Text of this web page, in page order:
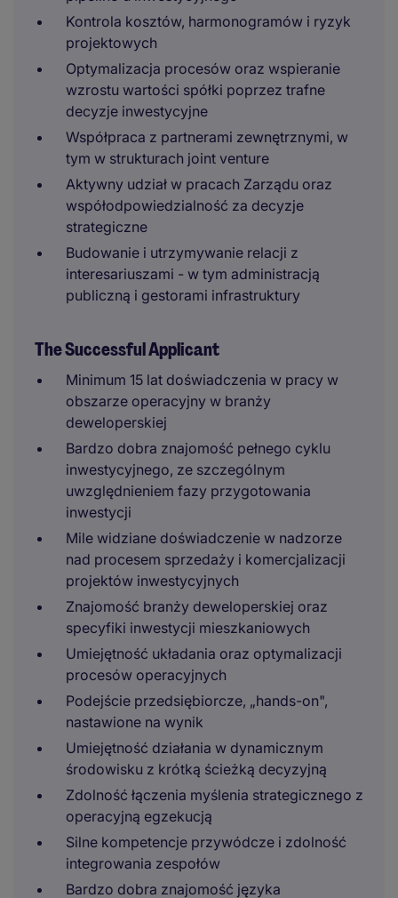
Kontrola kosztów, harmonogramów i ryzyk
projektowych
Optymalizacja procesów oraz wspieranie
wzrostu wartości spółki poprzez trafne
decyzje inwestycyjne
Współpraca z partnerami zewnętrznymi, w
tym w strukturach joint venture
Aktywny udział w pracach Zarządu oraz
współodpowiedzialność za decyzje
strategiczne
Budowanie i utrzymywanie relacji z
interesariuszami - w tym administracją
publiczną i gestorami infrastruktury
The Successful Applicant
Minimum 15 lat doświadczenia w pracy w
obszarze operacyjny w branży
deweloperskiej
Bardzo dobra znajomość pełnego cyklu
inwestycyjnego, ze szczególnym
uwzględnieniem fazy przygotowania
inwestycji
Mile widziane doświadczenie w nadzorze
nad procesem sprzedaży i komercjalizacji
projektów inwestycyjnych
Znajomość branży deweloperskiej oraz
specyfiki inwestycji mieszkaniowych
Umiejętność układania oraz optymalizacji
procesów operacyjnych
Podejście przedsiębiorcze, „hands-on",
nastawione na wynik
Umiejętność działania w dynamicznym
środowisku z krótką ścieżką decyzyjną
Zdolność łączenia myślenia strategicznego z
operacyjną egzekucją
Silne kompetencje przywódcze i zdolność
integrowania zespołów
Bardzo dobra znajomość języka